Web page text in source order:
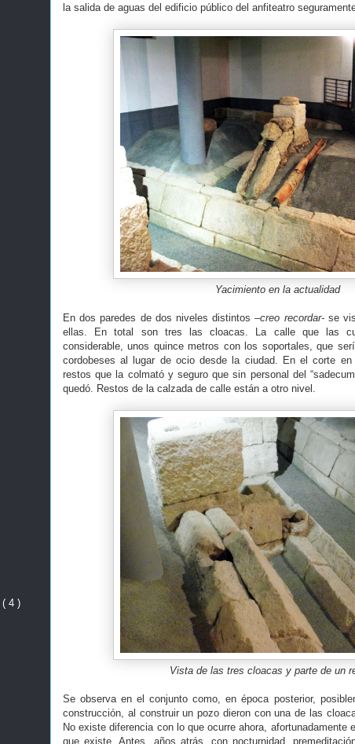
la salida de aguas del edificio público del anfiteatro
Yacimiento en la actualidad
En dos paredes de dos niveles distintos–creo recordar- se
ellas. En total son tres las cloacas. La calle que las
considerable, unos quince metros con los soportales, que
cordobeses al lugar de ocio desde la ciudad. En el corte
restos que la colmató y seguro que sin personal del
quedó. Restos de la calzada de calle están a otro nivel.
Vista de las tres cloacas y parte de un
Se observa en el conjunto como, en época posterior,
construcción, al construir un pozo dieron con una de las
No existe diferencia con lo que ocurre ahora, afortunadamente
que existe. Antes, años atrás, con nocturnidad,
( 4 )